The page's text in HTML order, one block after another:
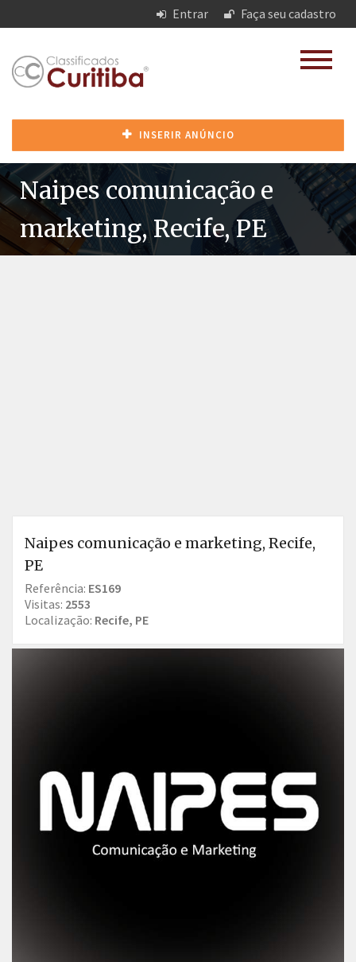
Entrar Faça seu cadastro
INSERIR ANÚNCIO
Naipes comunicação e
marketing, Recife, PE
Naipes comunicação e marketing, Recife,
PE
Referência: ES169
Visitas: 2553
Localização: Recife, PE